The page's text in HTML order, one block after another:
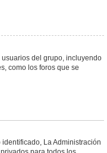
del grupo, incluyendo
como los foros que se
La Administración